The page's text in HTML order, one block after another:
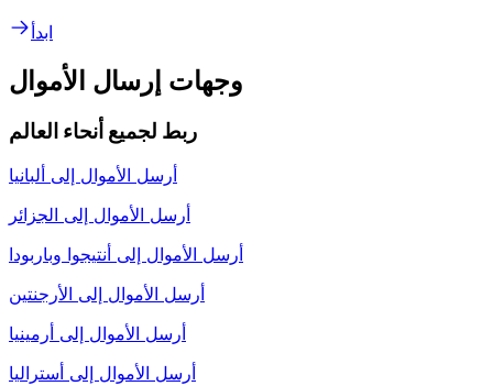
ابدأ
وجهات إرسال الأموال
ربط لجميع أنحاء العالم
أرسل الأموال إلى ألبانيا
أرسل الأموال إلى الجزائر
أرسل الأموال إلى أنتيجوا وباربودا
أرسل الأموال إلى الأرجنتين
أرسل الأموال إلى أرمينيا
أرسل الأموال إلى أستراليا